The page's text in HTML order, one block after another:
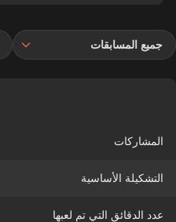
جميع المسابقات
المشاركات
التشكيلة الأساسية
عدد الدقائق التي تم لعبها